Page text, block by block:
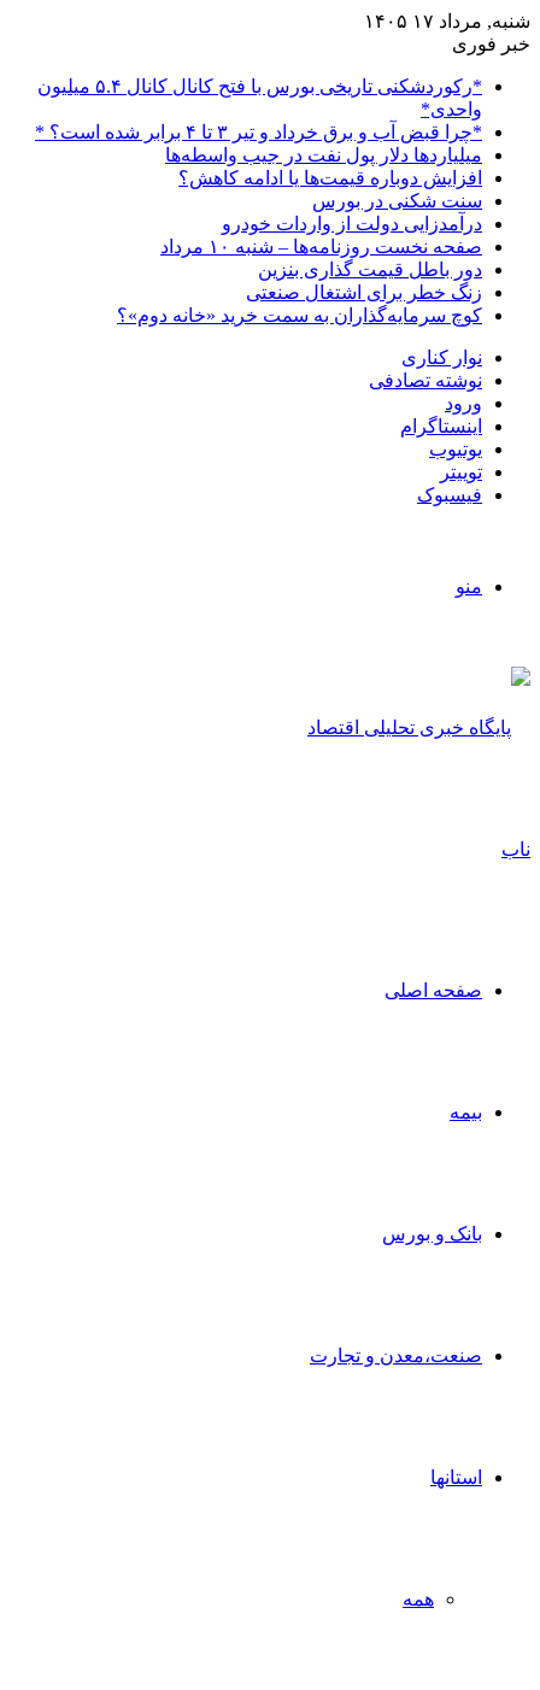
شنبه, مرداد ۱۷ ۱۴۰۵
خبر فوری
*رکوردشکنی تاریخی بورس با فتح کانال کانال ۵.۴ میلیون
واحدی*
*چرا قبض آب و برق خرداد و تیر ۳ تا ۴ برابر شده است؟ *
میلیاردها دلار پول نفت در جیب واسطه‌ها
افزایش دوباره قیمت‌ها یا ادامه کاهش؟
سنت شکنی در بورس
درآمدزایی دولت از واردات خودرو
صفحه نخست روزنامه‌ها – شنبه ۱۰ مرداد
دور باطل قیمت گذاری بنزین
زنگ خطر برای اشتغال صنعتی
کوچ سرمایه‌گذاران به سمت خرید «خانه دوم»؟
نوار کناری
نوشته تصادفی
ورود
اینستاگرام
یوتیوب
توییتر
فیسبوک
منو
صفحه اصلی
بیمه
بانک و بورس
صنعت،معدن و تجارت
استانها
همه